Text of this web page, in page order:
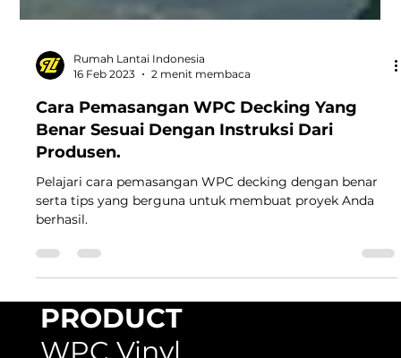
Rumah Lantai Indonesia
16 Feb 2023
2 menit membaca
Cara Pemasangan WPC Decking Yang
Benar Sesuai Dengan Instruksi Dari
Produsen.
serta tips yang berguna untuk membuat proyek Anda
berhasil.